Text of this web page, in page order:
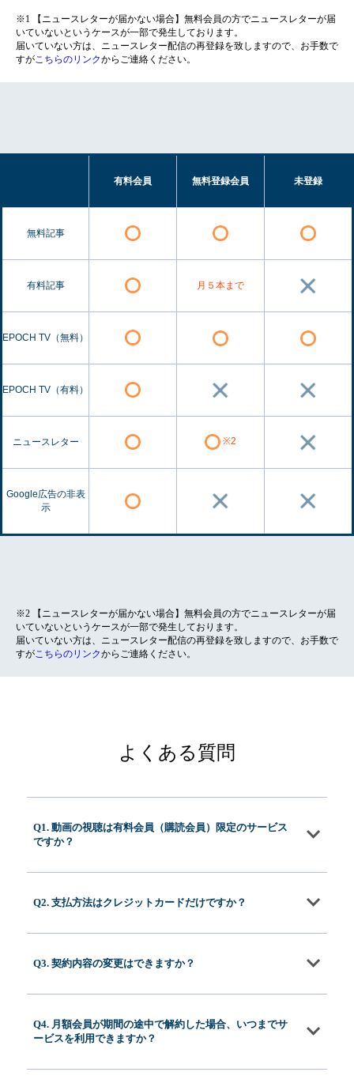
※1 【ニュースレターが届かない場合】無料会員の方でニュースレターが届
いていないというケースが一部で発生しております。
届いていない方は、ニュースレター配信の再登録を致しますので、お手数で
すがこちらのリンクからご連絡ください。
有料会員 無料登録会員 未登録
無料記事
有料記事 月５本まで
EPOCH TV（無料）
EPOCH TV（有料）
ニュースレター ※2
Google広告の非表
示
※2 【ニュースレターが届かない場合】無料会員の方でニュースレターが届
いていないというケースが一部で発生しております。
届いていない方は、ニュースレター配信の再登録を致しますので、お手数で
すがこちらのリンクからご連絡ください。
よくある質問
Q1. 動画の視聴は有料会員（購読会員）限定のサービス
ですか？
Q2. 支払方法はクレジットカードだけですか？
Q3. 契約内容の変更はできますか？
Q4. 月額会員が期間の途中で解約した場合、いつまでサ
ービスを利用できますか？